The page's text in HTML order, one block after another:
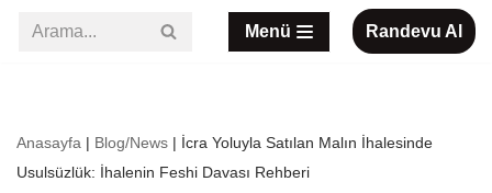
Menü Randevu Al
Anasayfa | Blog/News | İcra Yoluyla Satılan Malın İhalesinde
Usulsüzlük: İhalenin Feshi Davası Rehberi